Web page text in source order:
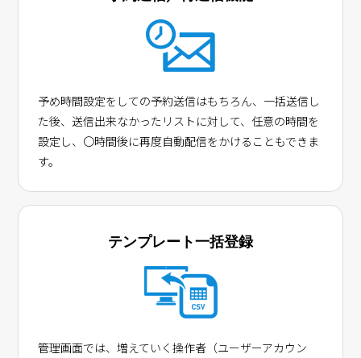
予め時間設定をしての予約送信はもちろん、一括送信し
た後、送信出来なかったリストに対して、任意の時間を
設定し、〇時間後に再度自動配信をかけることもできま
す。
テンプレート一括登録
管理画面では、増えていく操作者（ユーザーアカウン